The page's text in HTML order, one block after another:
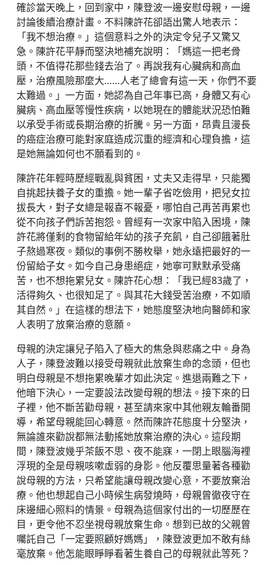
確診當天晚上，回到家中，陳登波一邊安慰母親，一邊
討論後續治療計畫。不料陳許花卻語出驚人地表示：
「我不想治療。」這個意料之外的決定令兒子又驚又
急。陳許花平靜而堅決地補充說明：「媽這一把老骨
頭，不值得花那些錢去治了。再說我有心臟病和高血
壓，治療風險那麼大……人老了總會有這一天，你們不要
太難過。」一方面，她認為自己年事已高，身體又有心
臟病、高血壓等慢性疾病，以她現在的體能狀況恐怕難
以承受手術或長期治療的折騰。另一方面，昂貴且漫長
的癌症治療可能對家庭造成沉重的經濟和心理負擔，這
是她無論如何也不願看到的。
陳許花年輕時歷經戰亂與貧困，丈夫又走得早，只能獨
自挑起扶養子女的重擔。她一輩子省吃儉用，把兒女拉
拔長大，對子女總是報喜不報憂，哪怕自己再苦再累也
從不向孩子們訴苦抱怨。曾經有一次家中陷入困境，陳
許花將僅剩的食物留給年幼的孩子充飢，自己卻餓著肚
子熬過寒夜。類似的事例不勝枚舉，她永遠把最好的一
份留給子女。如今自己身患絕症，她寧可默默承受痛
苦，也不想拖累兒女。陳許花心想：「我已經83歲了，
活得夠久、也很知足了。與其花大錢受苦治療，不如順
其自然。」在這樣的想法下，她態度堅決地向醫師和家
人表明了放棄治療的意願。
母親的決定讓兒子陷入了極大的焦急與悲痛之中。身為
人子，陳登波難以接受母親就此放棄生命的念頭，但也
明白母親是不想拖累晚輩才如此決定。進退兩難之下，
他暗下決心，一定要設法改變母親的想法。接下來的日
子裡，他不斷苦勸母親，甚至請來家中其他親友輪番開
導，希望母親能回心轉意。然而陳許花態度十分堅決，
無論誰來勸說都無法動搖她放棄治療的決心。這段期
間，陳登波幾乎茶飯不思、夜不能寐，一閉上眼腦海裡
浮現的全是母親咳嗽虛弱的身影。他反覆思量著各種勸
說母親的方法，只希望能讓母親改變心意，不要放棄治
療。他也想起自己小時候生病發燒時，母親曾徹夜守在
床邊細心照料的情景。母親為這個家付出的一切歷歷在
目，更令他不忍坐視母親放棄生命。想到已故的父親曾
囑託自己「一定要照顧好媽媽」，陳登波更加不敢有絲
毫放棄。他怎能眼睜睜看著生養自己的母親就此等死？